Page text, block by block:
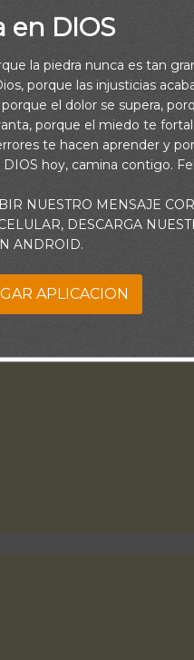
en valle de sombra de
conmigo; Tú vara y tu cayado
en DIOS
la piedra nunca es tan
porque las injusticias
el dolor se supera,
porque el miedo te
te hacen aprender y
hoy, camina contigo.
NUESTRO MENSAJE
DESCARGA
ANDROID.
APLICACION